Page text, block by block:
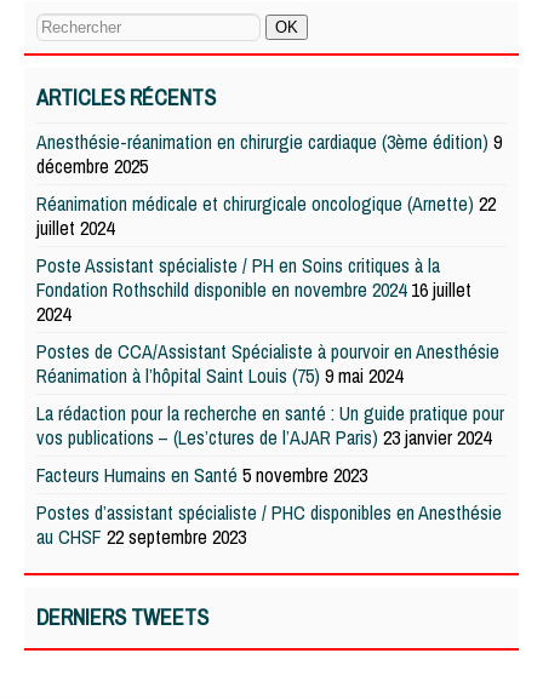
ARTICLES RÉCENTS
Anesthésie-réanimation en chirurgie cardiaque (3ème édition) 9
décembre 2025
Réanimation médicale et chirurgicale oncologique (Arnette) 22
juillet 2024
Poste Assistant spécialiste / PH en Soins critiques à la
Fondation Rothschild disponible en novembre 2024 16 juillet
2024
Postes de CCA/Assistant Spécialiste à pourvoir en Anesthésie
Réanimation à l’hôpital Saint Louis (75) 9 mai 2024
La rédaction pour la recherche en santé : Un guide pratique pour
vos publications – (Les’ctures de l’AJAR Paris) 23 janvier 2024
Facteurs Humains en Santé 5 novembre 2023
Postes d’assistant spécialiste / PHC disponibles en Anesthésie
au CHSF 22 septembre 2023
DERNIERS TWEETS